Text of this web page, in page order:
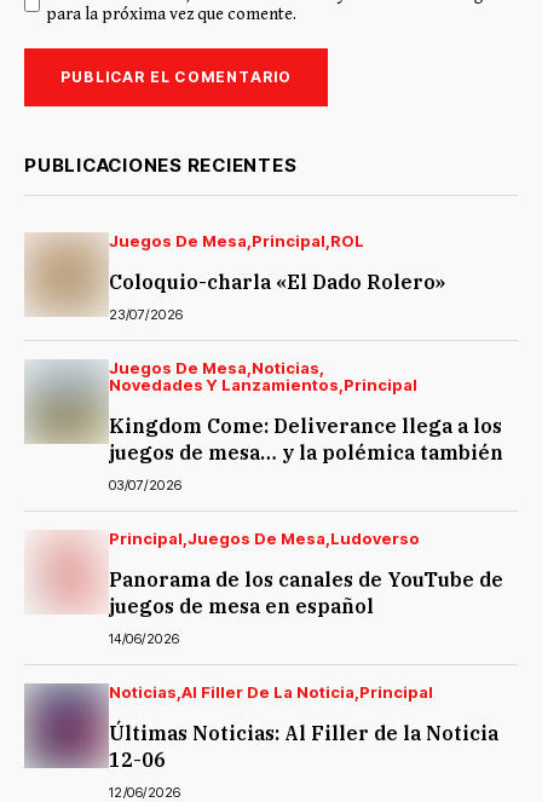
para la próxima vez que comente.
PUBLICACIONES RECIENTES
Juegos De Mesa Principal ROL
Coloquio-charla «El Dado Rolero»
23/07/2026
Juegos De Mesa Noticias
Novedades Y Lanzamientos Principal
Kingdom Come: Deliverance llega a los
juegos de mesa… y la polémica también
03/07/2026
Principal Juegos De Mesa Ludoverso
Panorama de los canales de YouTube de
juegos de mesa en español
14/06/2026
Noticias Al Filler De La Noticia Principal
Últimas Noticias: Al Filler de la Noticia
12-06
12/06/2026